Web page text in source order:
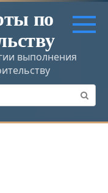
по
выполнения